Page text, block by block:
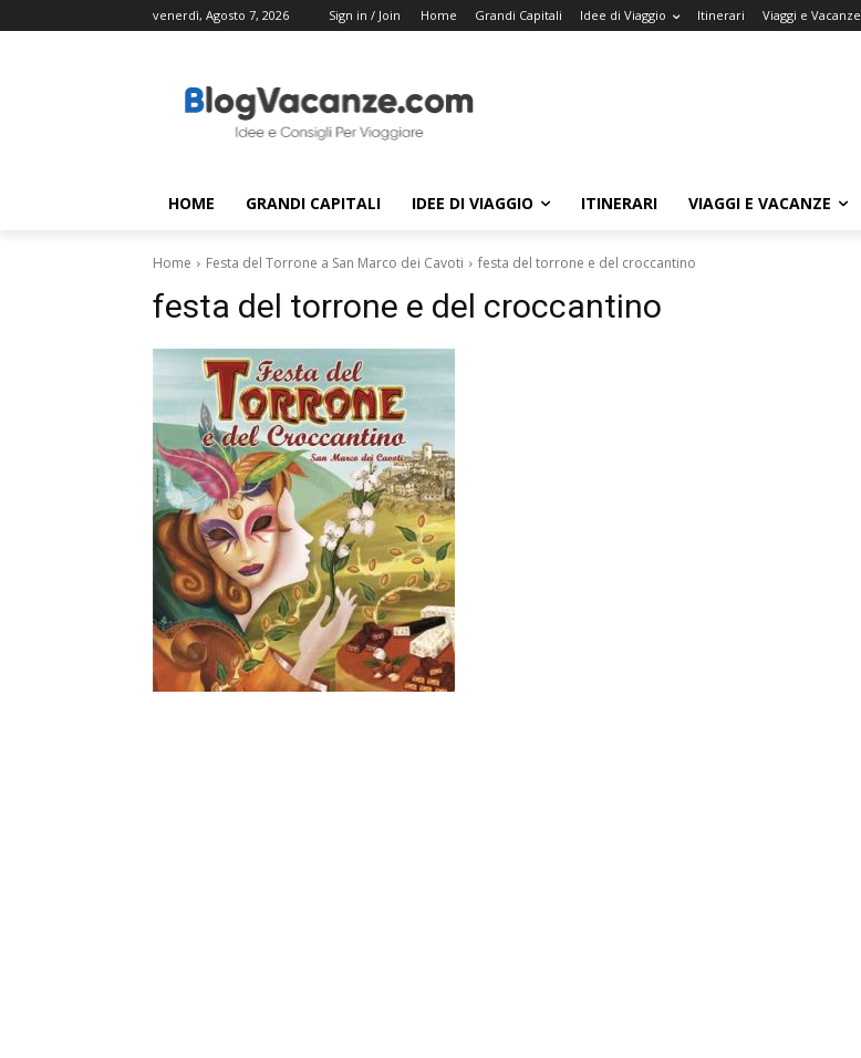
venerdì, Agosto 7, 2026 Sign in / Join Home Grandi Capitali Idee di Viaggio Itinerari Viaggi e Vacanze
HOME GRANDI CAPITALI IDEE DI VIAGGIO ITINERARI VIAGGI E VACANZE
Home Festa del Torrone a San Marco dei Cavoti festa del torrone e del croccantino
festa del torrone e del croccantino